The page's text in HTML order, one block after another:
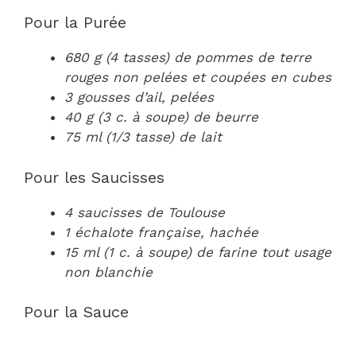
Pour la Purée
680 g (4 tasses) de pommes de terre
rouges non pelées et coupées en cubes
3 gousses d’ail, pelées
40 g (3 c. à soupe) de beurre
75 ml (1/3 tasse) de lait
Pour les Saucisses
4 saucisses de Toulouse
1 échalote française, hachée
15 ml (1 c. à soupe) de farine tout usage
non blanchie
Pour la Sauce